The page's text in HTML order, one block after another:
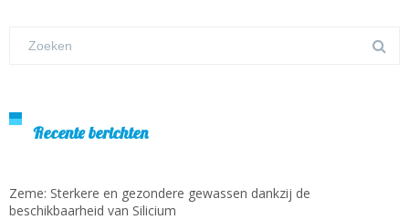
Recente berichten
Zeme: Sterkere en gezondere gewassen dankzij de
beschikbaarheid van Silicium